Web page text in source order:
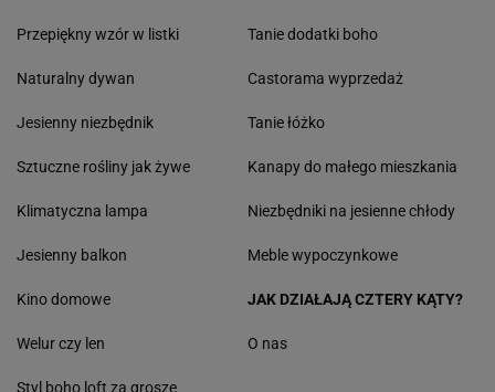
Przepiękny wzór w listki
Naturalny dywan
Jesienny niezbędnik
Sztuczne rośliny jak żywe
Klimatyczna lampa
Jesienny balkon
Tanie dodatki boho
Castorama wyprzedaż
Tanie łóżko
Kanapy do małego mieszkania
Niezbędniki na jesienne chłody
Meble wypoczynkowe
Kino domowe
Welur czy len
Styl boho loft za grosze
JAK DZIAŁAJĄ CZTERY KĄTY?
O nas